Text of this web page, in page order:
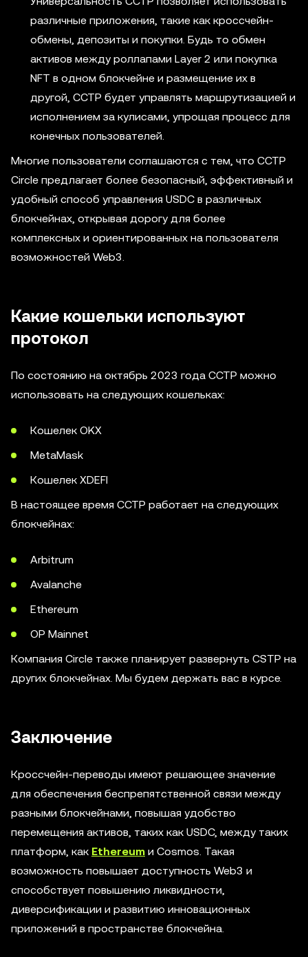
различные приложения, такие как кроссчейн-
обмены, депозиты и покупки. Будь то обмен
активов между роллапами Layer 2 или покупка
NFT в одном блокчейне и размещение их в
другой, CCTP будет управлять маршрутизацией и
исполнением за кулисами, упрощая процесс для
конечных пользователей.
Многие пользователи соглашаются с тем, что CCTP
Circle предлагает более безопасный, эффективный и
удобный способ управления USDC в различных
блокчейнах, открывая дорогу для более
комплексных и ориентированных на пользователя
возможностей Web3.
Какие кошельки используют
протокол
По состоянию на октябрь 2023 года CCTP можно
использовать на следующих кошельках:
Кошелек OKX
MetaMask
Кошелек XDEFI
В настоящее время CCTP работает на следующих
блокчейнах:
Arbitrum
Avalanche
Ethereum
OP Mainnet
Компания Circle также планирует развернуть CSTP на
других блокчейнах. Мы будем держать вас в курсе.
Заключение
Кроссчейн-переводы имеют решающее значение
для обеспечения беспрепятственной связи между
разными блокчейнами, повышая удобство
перемещения активов, таких как USDC, между таких
платформ, как Ethereum и Cosmos. Такая
возможность повышает доступность Web3 и
способствует повышению ликвидности,
диверсификации и развитию инновационных
приложений в пространстве блокчейна.